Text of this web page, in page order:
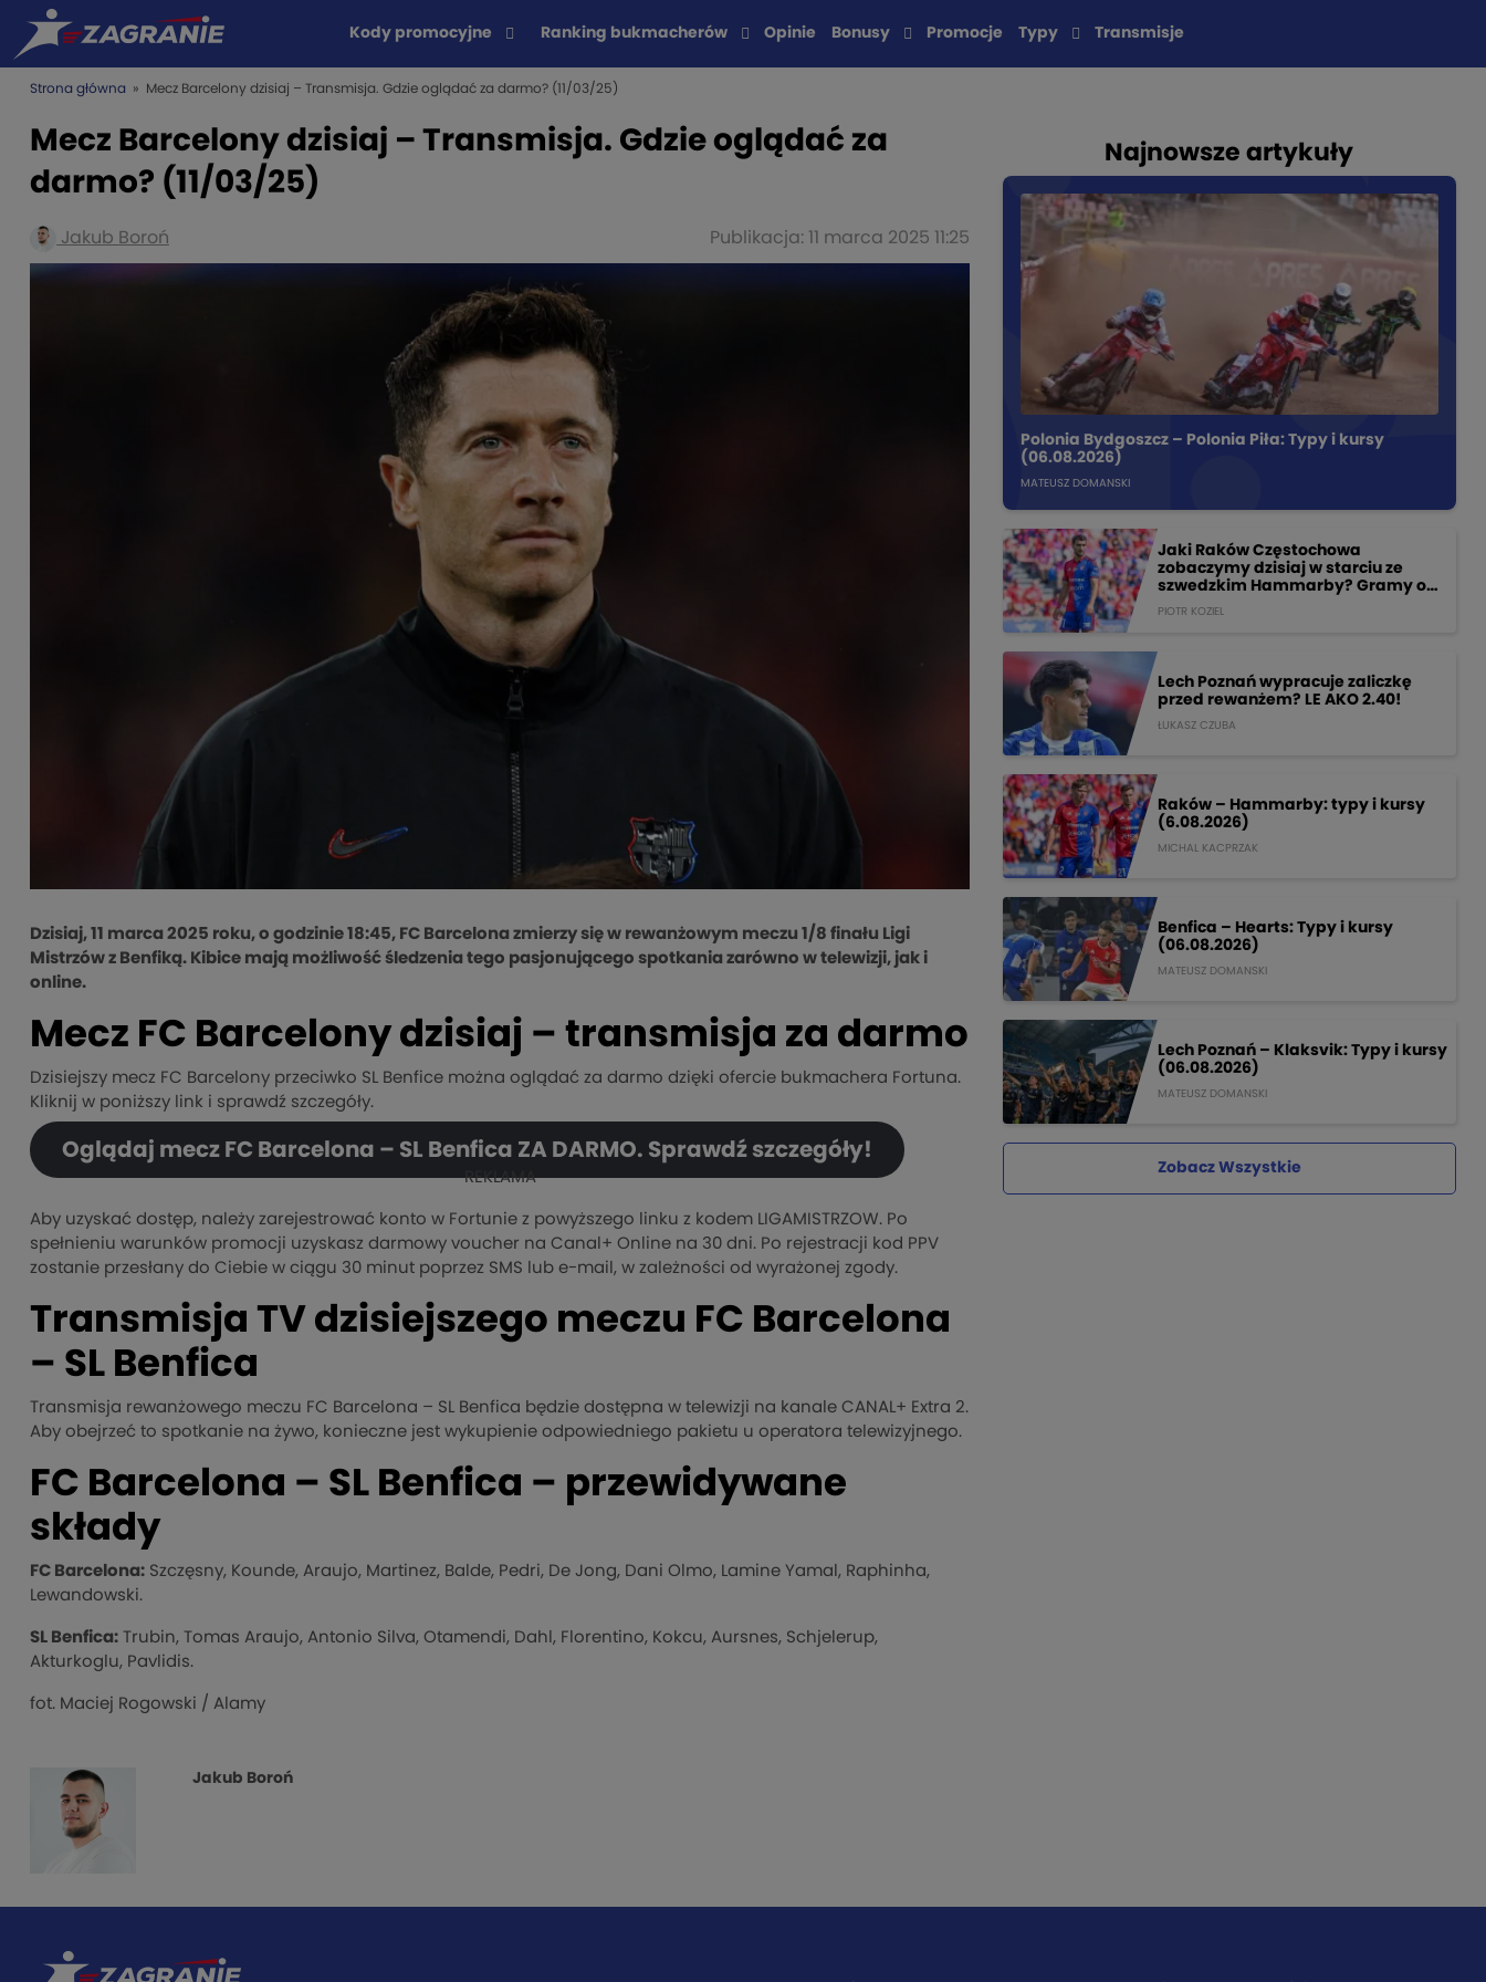
Kody promocyjne Ranking bukmacherów Opinie Bonusy Promocje Typy Transmisje
Strona główna » Mecz Barcelony dzisiaj – Transmisja. Gdzie oglądać za darmo? (11/03/25)
Mecz Barcelony dzisiaj – Transmisja. Gdzie oglądać za
darmo? (11/03/25)
Jakub Boroń Publikacja: 11 marca 2025 11:25
Dzisiaj, 11 marca 2025 roku, o godzinie 18:45, FC Barcelona zmierzy się w rewanżowym meczu 1/8 finału Ligi
Mistrzów z Benfiką. Kibice mają możliwość śledzenia tego pasjonującego spotkania zarówno w telewizji, jak i
online.
Mecz FC Barcelony dzisiaj – transmisja za darmo
Dzisiejszy mecz FC Barcelony przeciwko SL Benfice można oglądać za darmo dzięki ofercie bukmachera Fortuna.
Kliknij w poniższy link i sprawdź szczegóły.
Oglądaj mecz FC Barcelona – SL Benfica ZA DARMO. Sprawdź szczegóły!
REKLAMA
Aby uzyskać dostęp, należy zarejestrować konto w Fortunie z powyższego linku z kodem LIGAMISTRZOW. Po
spełnieniu warunków promocji uzyskasz darmowy voucher na Canal+ Online na 30 dni. Po rejestracji kod PPV
zostanie przesłany do Ciebie w ciągu 30 minut poprzez SMS lub e-mail, w zależności od wyrażonej zgody.
Transmisja TV dzisiejszego meczu FC Barcelona
– SL Benfica
Transmisja rewanżowego meczu FC Barcelona – SL Benfica będzie dostępna w telewizji na kanale CANAL+ Extra 2.
Aby obejrzeć to spotkanie na żywo, konieczne jest wykupienie odpowiedniego pakietu u operatora telewizyjnego.
FC Barcelona – SL Benfica – przewidywane
składy
FC Barcelona: Szczęsny, Kounde, Araujo, Martinez, Balde, Pedri, De Jong, Dani Olmo, Lamine Yamal, Raphinha,
Lewandowski.
SL Benfica: Trubin, Tomas Araujo, Antonio Silva, Otamendi, Dahl, Florentino, Kokcu, Aursnes, Schjelerup,
Akturkoglu, Pavlidis.
fot. Maciej Rogowski / Alamy
Jakub Boroń
Najnowsze artykuły
Polonia Bydgoszcz – Polonia Piła: Typy i kursy
(06.08.2026)
MATEUSZ DOMANSKI
Jaki Raków Częstochowa
zobaczymy dzisiaj w starciu ze
szwedzkim Hammarby? Gramy o
PIOTR KOZIEL
Lech Poznań wypracuje zaliczkę
przed rewanżem? LE AKO 2.40!
ŁUKASZ CZUBA
Raków – Hammarby: typy i kursy
(6.08.2026)
MICHAL KACPRZAK
Benfica – Hearts: Typy i kursy
(06.08.2026)
MATEUSZ DOMANSKI
Lech Poznań – Klaksvik: Typy i kursy
(06.08.2026)
MATEUSZ DOMANSKI
Zobacz Wszystkie